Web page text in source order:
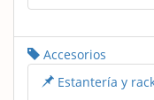
Accesorios
Estantería y